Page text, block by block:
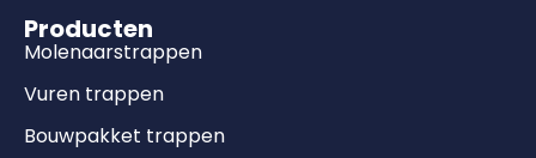
Producten
Molenaarstrappen
Vuren trappen
Bouwpakket trappen